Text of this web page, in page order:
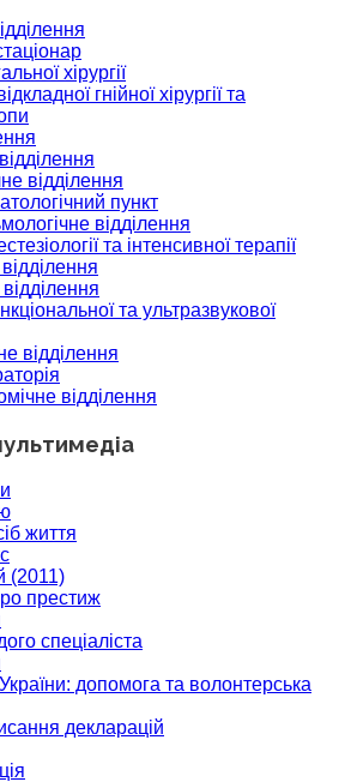
хірургії
гнійної хірургії та
відділення
пункт
відділення
та інтенсивної терапії
та ультразвукової
відділення
відділення
життя
(2011)
престиж
спеціаліста
допомога та волонтерська
декларацій